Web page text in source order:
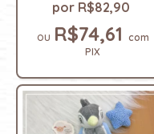
R$82,90
R$74,61 com
PIX